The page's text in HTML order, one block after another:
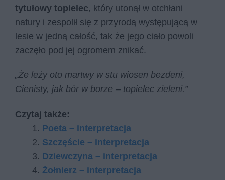
tytułowy topielec, który utonął w otchłani
natury i zespolił się z przyrodą występującą w
lesie w jedną całość, tak że jego ciało powoli
zaczęło pod jej ogromem znikać.
„Że leży oto martwy w stu wiosen bezdeni,
Cienisty, jak bór w borze – topielec zieleni.”
Czytaj także:
Poeta – interpretacja
Szczęście – interpretacja
Dziewczyna – interpretacja
Żołnierz – interpretacja